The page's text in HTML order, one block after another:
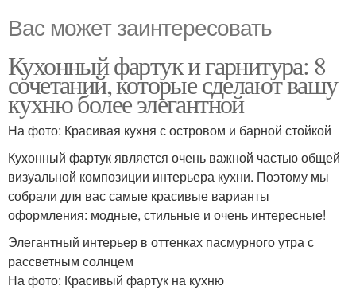
Вас может заинтересовать
Кухонный фартук и гарнитура: 8
сочетаний, которые сделают вашу
кухню более элегантной
На фото: Красивая кухня с островом и барной стойкой
Кухонный фартук является очень важной частью общей
визуальной композиции интерьера кухни. Поэтому мы
собрали для вас самые красивые варианты
оформления: модные, стильные и очень интересные!
Элегантный интерьер в оттенках пасмурного утра с
рассветным солнцем
На фото: Красивый фартук на кухню